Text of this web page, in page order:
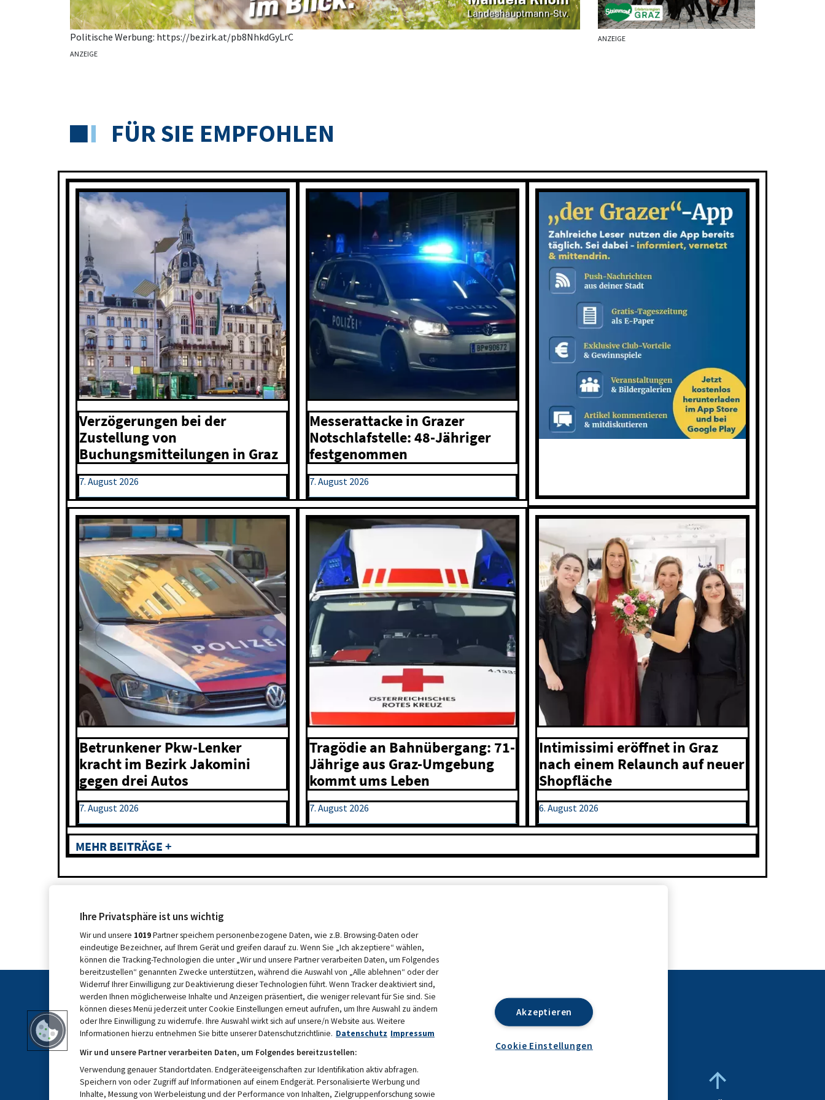
Politische Werbung: https://bezirk.at/pb8NhkdGyLrC
ANZEIGE
ANZEIGE
FÜR SIE EMPFOHLEN
Verzögerungen bei der
Zustellung von
Buchungsmitteilungen in Graz
7. August 2026
Messerattacke in Grazer
Notschlafstelle: 48-Jähriger
festgenommen
7. August 2026
Betrunkener Pkw-Lenker
kracht im Bezirk Jakomini
gegen drei Autos
7. August 2026
Tragödie an Bahnübergang: 71-
Jährige aus Graz-Umgebung
kommt ums Leben
7. August 2026
Intimissimi eröffnet in Graz
nach einem Relaunch auf neuer
Shopfläche
6. August 2026
MEHR BEITRÄGE +
KONTAKT MEDIADATEN 2026 DATENSCHUTZ
Ihre Privatsphäre ist uns wichtig
Wir und unsere 1019Partner speichern personenbezogene Daten, wie z.B. Browsing-Daten oder
eindeutige Bezeichner, auf Ihrem Gerät und greifen darauf zu. Wenn Sie „Ich akzeptiere“ wählen,
können die Tracking-Technologien die unter „Wir und unsere Partner verarbeiten Daten, um Folgendes
bereitzustellen“ genannten Zwecke unterstützen, während die Auswahl von „Alle ablehnen“ oder der
Widerruf Ihrer Einwilligung zur Deaktivierung dieser Technologien führt. Wenn Tracker deaktiviert sind,
werden Ihnen möglicherweise Inhalte und Anzeigen präsentiert, die weniger relevant für Sie sind. Sie
können dieses Menü jederzeit unter Cookie Einstellungen erneut aufrufen, um Ihre Auswahl zu ändern
oder Ihre Einwilligung zu widerrufe. Ihre Auswahl wirkt sich auf unsere/n Website aus. Weitere
Informationen hierzu entnehmen Sie bitte unserer Datenschutzrichtlinie. Datenschutz Impressum
Wir und unsere Partner verarbeiten Daten, um Folgendes bereitzustellen:
Verwendung genauer Standortdaten. Endgeräteeigenschaften zur Identifikation aktiv abfragen.
Speichern von oder Zugriff auf Informationen auf einem Endgerät. Personalisierte Werbung und
Inhalte, Messung von Werbeleistung und der Performance von Inhalten, Zielgruppenforschung sowie
Akzeptieren
Cookie Einstellungen